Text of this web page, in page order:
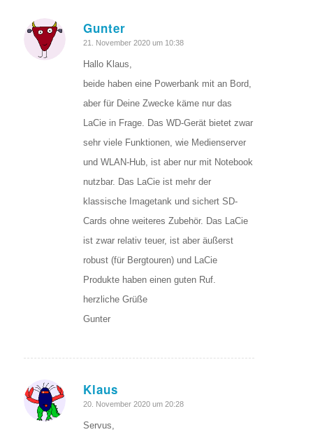
Gunter
sagte:
21. November 2020 um 10:38
Hallo Klaus,
beide haben eine Powerbank mit an Bord,
aber für Deine Zwecke käme nur das
LaCie in Frage. Das WD-Gerät bietet zwar
sehr viele Funktionen, wie Medienserver
und WLAN-Hub, ist aber nur mit Notebook
nutzbar. Das LaCie ist mehr der
klassische Imagetank und sichert SD-
Cards ohne weiteres Zubehör. Das LaCie
ist zwar relativ teuer, ist aber äußerst
robust (für Bergtouren) und LaCie
Produkte haben einen guten Ruf.
herzliche Grüße
Gunter
Klaus
sagte:
20. November 2020 um 20:28
Servus,